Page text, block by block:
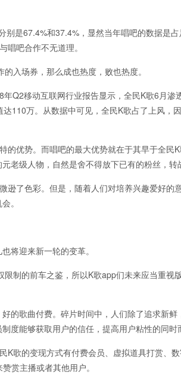
是67.4%和37.4%，显然当年唱吧的数据是
吧合作不无道理。
入场券，那么成也热度，败也热度。
Q2移动互联网行业报告显示，全民K歌6月渗
110万。从数据中可见，全民K歌占了上风，
的优势。而唱吧的最大优势就在于其早于全民
老级人物，自然是舍不得放下已有的粉丝，转
逊了色彩。但是，随着人们对培养兴趣爱好的
。
将迎来新一轮的变革。
制的前车之鉴，所以K歌app们未来应当重视
的歌曲付费。碎片时间中，人们除了追求新
度能够获取用户的信任，提高用户粘性的同时
K歌的变现方式有付费会员、虚拟道具打赏、
赏主播或者其他用户。